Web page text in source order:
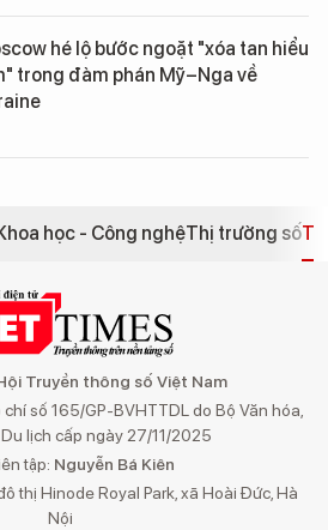
hé lộ bước ngoặt "xóa tan hiểu
trong đàm phán Mỹ–Nga về
học - Công nghệThị trường số
Truyền thông số Việt Nam
số 165/GP-BVHTTDL do Bộ Văn hóa,
lịch cấp ngày 27/11/2025
tập: Nguyễn Bá Kiên
thị Hinode Royal Park, xã Hoài Đức, Hà
Nội